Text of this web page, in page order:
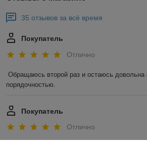
35 отзывов за всё время
Покупатель
Отлично
Обращаюсь второй раз и остаюсь довольна
порядочностью.
Покупатель
Отлично